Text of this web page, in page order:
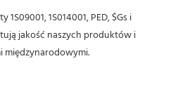
1S014001, PED, $Gs i
jakość naszych produktów i
międzynarodowymi.